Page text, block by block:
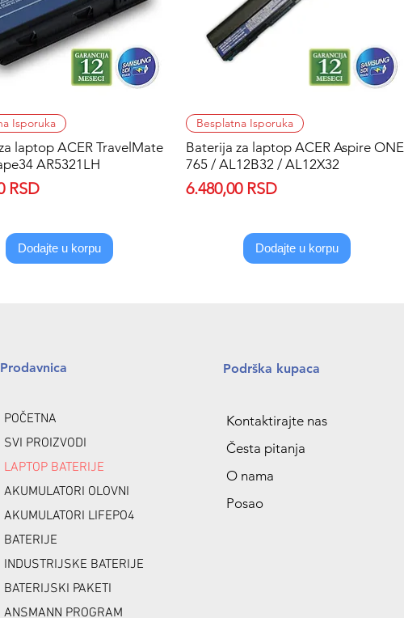
Quick View
Isporuka
laptop ACER TravelMate
AR5321LH
RSD
Dodajte u korpu
Quick View
Besplatna Isporuka
Baterija za laptop ACER Aspire ONE
765 / AL12B32 / AL12X32
Price
6.480,00 RSD
Dodajte u korpu
Prodavnica
POČETNA
SVI PROIZVODI
LAPTOP BATERIJE
AKUMULATORI OLOVNI
AKUMULATORI LIFEPO4
BATERIJE
INDUSTRIJSKE BATERIJE
BATERIJSKI PAKETI
ANSMANN PROGRAM
Podrška kupaca
Kontaktirajte nas
Česta pitanja
O nama
Posao